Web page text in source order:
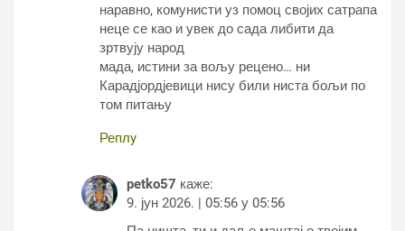
наравно, комунисти уз помоц својих сатрапа
неце се као и увек до сада либити да
зртвују народ
мада, истини за вољу рецено… ни
Карадјордјевици нису били ниста бољи по
том питању
Реплy
petko57 каже:
9. јун 2026. | 05:56 у 05:56